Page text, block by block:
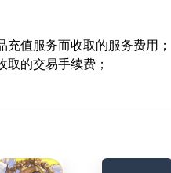
值服务而收取的服务费用；
的交易手续费；